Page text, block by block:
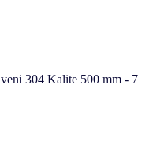
304 Kalite 500 mm - 7